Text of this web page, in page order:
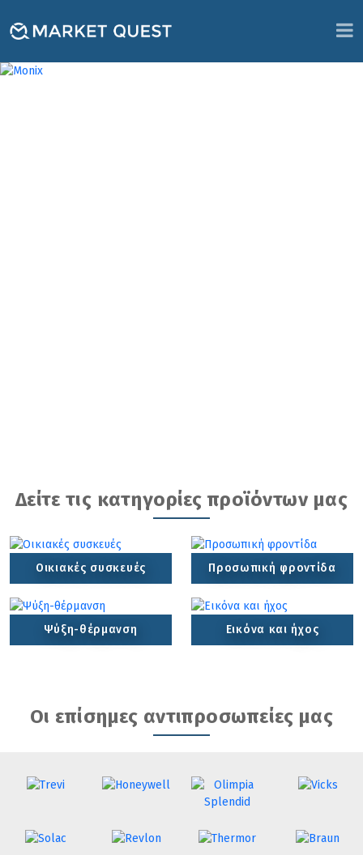
Δείτε τις κατηγορίες προϊόντων μας
Οικιακές συσκευές Προσωπική φροντίδα
Ψύξη-θέρμανση Εικόνα και ήχος
Οι επίσημες αντιπροσωπείες μας